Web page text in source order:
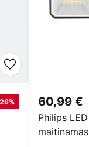
Philips
60,99 €